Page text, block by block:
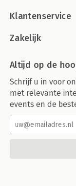
Klantenservice
Zakelijk
Altijd op de
Schrijf u in voor
met relevante
events en de